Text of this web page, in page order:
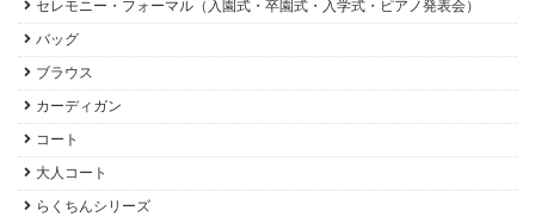
セレモニー・フォーマル（入園式・卒園式・入学式・ピアノ発表会）
バッグ
ブラウス
カーディガン
コート
大人コート
らくちんシリーズ